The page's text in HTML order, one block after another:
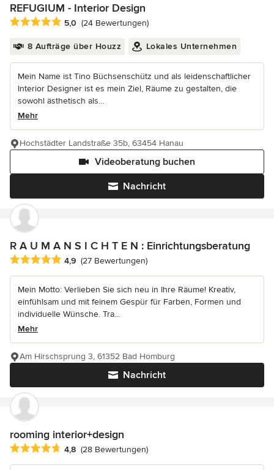
REFUGIUM - Interior Design
Durchschnittliche Bewertung: 5 von 5 Sternen
5,0 (24 Bewertungen)
8 Aufträge über Houzz Lokales Unternehmen
Mein Name ist Tino Büchsenschütz und als leidenschaftlicher
Interior Designer ist es mein Ziel, Räume zu gestalten, die
sowohl ästhetisch als...
Mehr
Nachricht
Videoberatung buchen
Hochstädter Landstraße 35b, 63454 Hanau
R A U M A N S I C H T E N : Einrichtungsberatung
Durchschnittliche Bewertung: 4.9 von 5 Sternen
4,9 (27 Bewertungen)
Mein Motto: Verlieben Sie sich neu in Ihre Räume! Kreativ,
einfühlsam und mit feinem Gespür für Farben, Formen und
individuelle Wünsche. Tra...
Mehr
Nachricht
Am Hirschsprung 3, 61352 Bad Homburg
rooming interior+design
Durchschnittliche Bewertung: 4.8 von 5 Sternen
4,8 (28 Bewertungen)